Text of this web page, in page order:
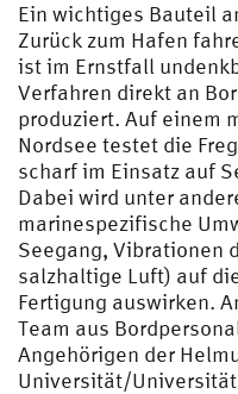
Ein wichtiges Bauteil
Zurück zum Hafen
ist im Ernstfall
Verfahren direkt an
produziert. Auf einem
Nordsee testet die
scharf im Einsatz auf
Dabei wird unter
marinespezifische
Seegang, Vibrationen
salzhaltige Luft) auf
Fertigung auswirken.
Team aus
Angehörigen der
Universität/Universität